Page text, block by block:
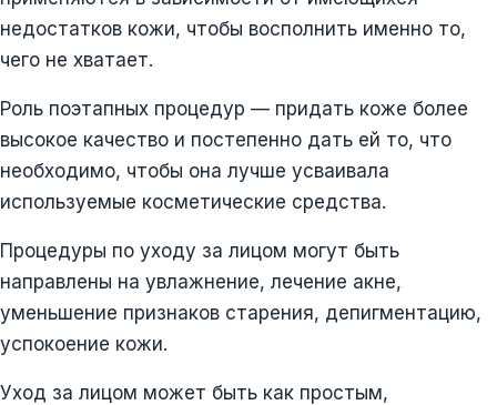
недостатков кожи, чтобы восполнить именно то,
чего не хватает.
Роль поэтапных процедур — придать коже более
высокое качество и постепенно дать ей то, что
необходимо, чтобы она лучше усваивала
используемые косметические средства.
Процедуры по уходу за лицом могут быть
направлены на увлажнение, лечение акне,
уменьшение признаков старения, депигментацию,
успокоение кожи.
Уход за лицом может быть как простым,